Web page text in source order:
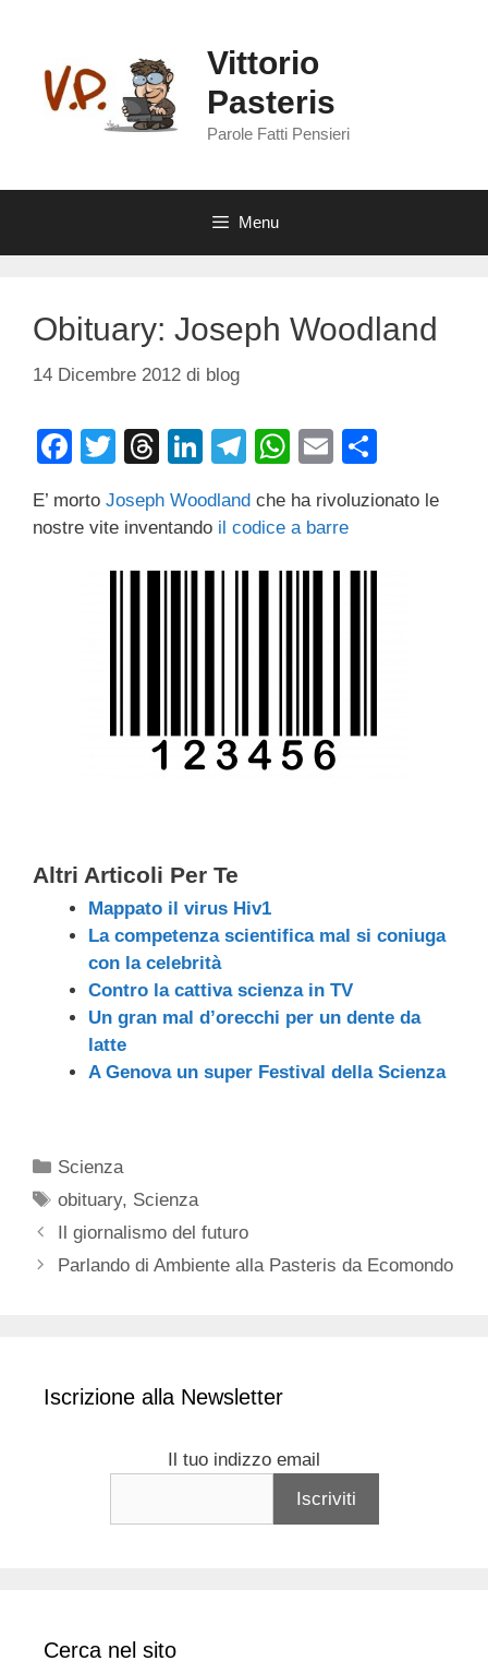
contenuto
Vittorio
Pasteris
Parole Fatti Pensieri
Menu
Obituary: Joseph Woodland
14 Dicembre 2012 di blog
F
c
T
tt
T
e
Li
k
T
e
W
at
E
ail n
E’ morto Joseph Woodland che ha rivoluzionato le
nostre vite inventando il codice a barre
Altri Articoli Per Te
Mappato il virus Hiv1
La competenza scientifica mal si coniuga
con la celebrità
Contro la cattiva scienza in TV
Un gran mal d’orecchi per un dente da
latte
A Genova un super Festival della Scienza
Categorie
Scienza
Tag
obituary, Scienza
Il giornalismo del futuro
Parlando di Ambiente alla Pasteris da Ecomondo
Iscrizione alla Newsletter
Il tuo indizzo email
Cerca nel sito